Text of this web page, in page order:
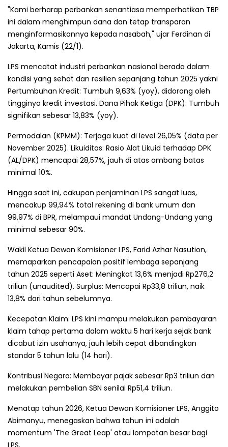
"Kami berharap perbankan senantiasa memperhatikan TBP
ini dalam menghimpun dana dan tetap transparan
menginformasikannya kepada nasabah," ujar Ferdinan di
Jakarta, Kamis (22/1).
LPS mencatat industri perbankan nasional berada dalam
kondisi yang sehat dan resilien sepanjang tahun 2025 yakni
Pertumbuhan Kredit: Tumbuh 9,63% (yoy), didorong oleh
tingginya kredit investasi. Dana Pihak Ketiga (DPK): Tumbuh
signifikan sebesar 13,83% (yoy).
Permodalan (KPMM): Terjaga kuat di level 26,05% (data per
November 2025). Likuiditas: Rasio Alat Likuid terhadap DPK
(AL/DPK) mencapai 28,57%, jauh di atas ambang batas
minimal 10%.
Hingga saat ini, cakupan penjaminan LPS sangat luas,
mencakup 99,94% total rekening di bank umum dan
99,97% di BPR, melampaui mandat Undang-Undang yang
minimal sebesar 90%.
Wakil Ketua Dewan Komisioner LPS, Farid Azhar Nasution,
memaparkan pencapaian positif lembaga sepanjang
tahun 2025 seperti Aset: Meningkat 13,6% menjadi Rp276,2
triliun (unaudited). Surplus: Mencapai Rp33,8 triliun, naik
13,8% dari tahun sebelumnya.
Kecepatan Klaim: LPS kini mampu melakukan pembayaran
klaim tahap pertama dalam waktu 5 hari kerja sejak bank
dicabut izin usahanya, jauh lebih cepat dibandingkan
standar 5 tahun lalu (14 hari).
Kontribusi Negara: Membayar pajak sebesar Rp3 triliun dan
melakukan pembelian SBN senilai Rp51,4 triliun.
Menatap tahun 2026, Ketua Dewan Komisioner LPS, Anggito
Abimanyu, menegaskan bahwa tahun ini adalah
momentum 'The Great Leap' atau lompatan besar bagi
LPS.